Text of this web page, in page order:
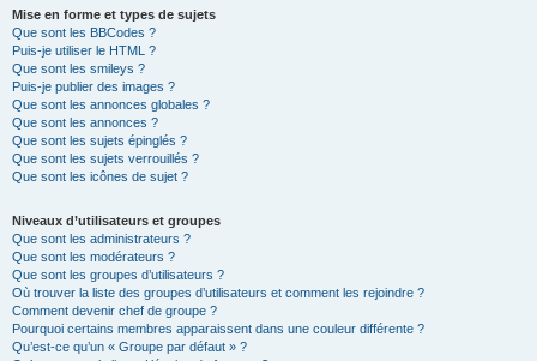
Mise en forme et types de sujets
Que sont les BBCodes ?
Puis-je utiliser le HTML ?
Que sont les smileys ?
Puis-je publier des images ?
Que sont les annonces globales ?
Que sont les annonces ?
Que sont les sujets épinglés ?
Que sont les sujets verrouillés ?
Que sont les icônes de sujet ?
Niveaux d’utilisateurs et groupes
Que sont les administrateurs ?
Que sont les modérateurs ?
Que sont les groupes d’utilisateurs ?
Où trouver la liste des groupes d’utilisateurs et comment les rejoindre ?
Comment devenir chef de groupe ?
Pourquoi certains membres apparaissent dans une couleur différente ?
Qu’est-ce qu’un « Groupe par défaut » ?